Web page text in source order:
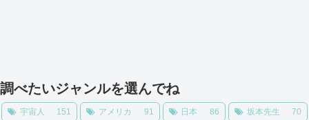
調べたいジャンルを選んでね
宇宙人 151 アメリカ 91 日本 86 坂本先生 70